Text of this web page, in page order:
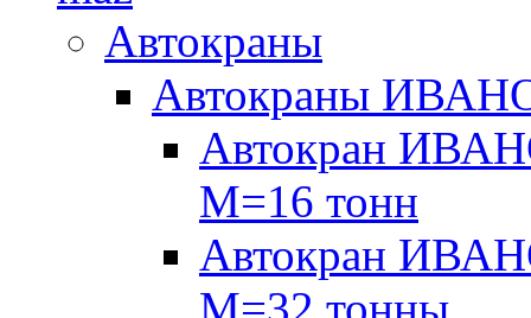
Автокраны
Автокраны
Автокран
М=16 тонн
Автокран